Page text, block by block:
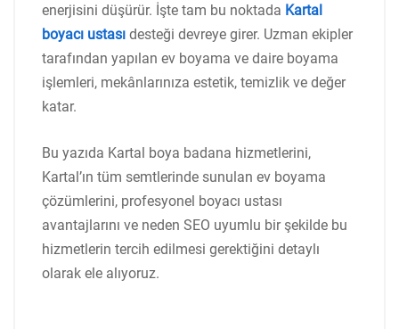
enerjisini düşürür. İşte tam bu noktada Kartal
boyacı ustası desteği devreye girer. Uzman ekipler
tarafından yapılan ev boyama ve daire boyama
işlemleri, mekânlarınıza estetik, temizlik ve değer
katar.
Bu yazıda Kartal boya badana hizmetlerini,
Kartal’ın tüm semtlerinde sunulan ev boyama
çözümlerini, profesyonel boyacı ustası
avantajlarını ve neden SEO uyumlu bir şekilde bu
hizmetlerin tercih edilmesi gerektiğini detaylı
olarak ele alıyoruz.